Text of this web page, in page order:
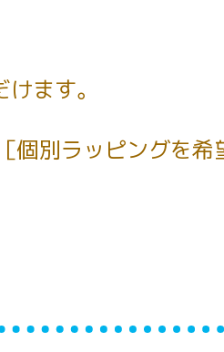
ます。
個別ラッピングを